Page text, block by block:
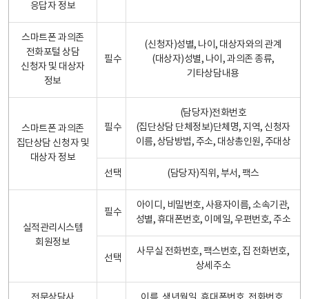
응답자 정보
스마트폰 과의존
전화포털 상담
신청자 및 대상자
정보
필수
(신청자)성별, 나이, 대상자와의 관계
(대상자)성별, 나이, 과의존 종류,
기타상담내용
스마트폰 과의존
집단상담 신청자 및
대상자 정보
필수
(담당자)전화번호
(집단상담 단체정보)단체명, 지역, 신청자
이름, 상담방법, 주소, 대상총인원, 주대상
선택 (담당자)직위, 부서, 팩스
실적관리시스템
회원정보
필수
아이디, 비밀번호, 사용자이름, 소속기관,
성별, 휴대폰번호, 이메일, 우편번호, 주소
선택
사무실 전화번호, 팩스번호, 집 전화번호,
상세주소